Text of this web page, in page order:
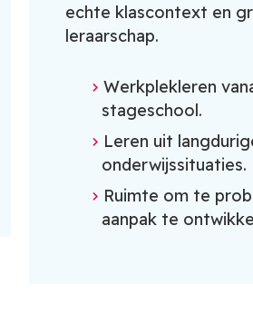
echte klascontext en
leraarschap.
Werkplekleren
stageschool.
Leren uit
onderwijssituaties.
Ruimte om te
aanpak te